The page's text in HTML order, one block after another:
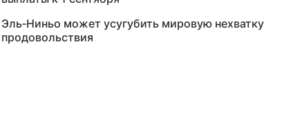
Эль‑Ниньо может усугубить мировую нехватку
продовольствия